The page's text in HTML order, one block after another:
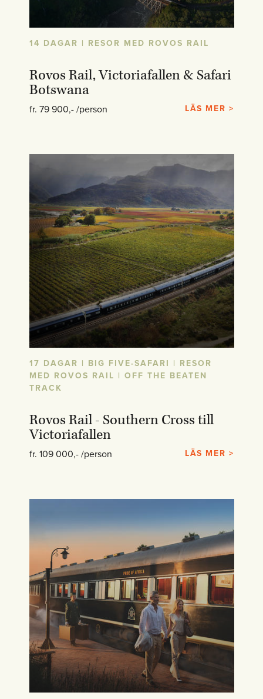
14 DAGAR | RESOR MED ROVOS RAIL
Rovos Rail, Victoriafallen & Safari
Botswana
fr. 79 900,- /person LÄS MER >
17 DAGAR | BIG FIVE-SAFARI | RESOR
MED ROVOS RAIL | OFF THE BEATEN
TRACK
Rovos Rail - Southern Cross till
Victoriafallen
fr. 109 000,- /person LÄS MER >